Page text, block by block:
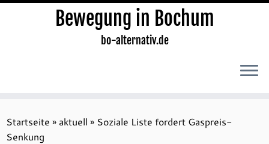
Inhalt
springen
Bewegung in Bochum
bo-alternativ.de
Startseite » aktuell » Soziale Liste fordert Gaspreis-
Senkung